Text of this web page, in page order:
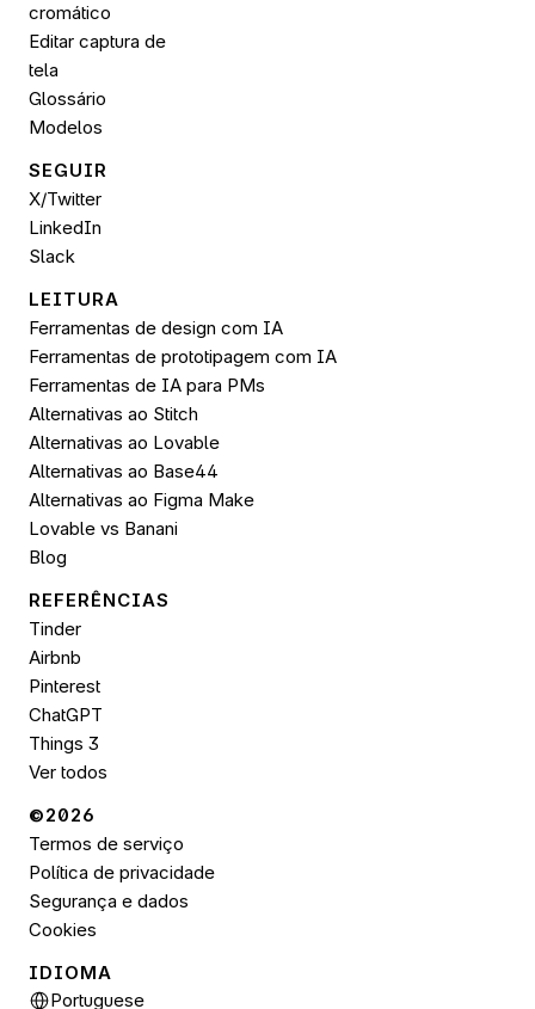
cromático
Editar captura de
tela
Glossário
Modelos
SEGUIR
X/Twitter
LinkedIn
Slack
LEITURA
Ferramentas de design com IA
Ferramentas de prototipagem com IA
Ferramentas de IA para PMs
Alternativas ao Stitch
Alternativas ao Lovable
Alternativas ao Base44
Alternativas ao Figma Make
Lovable vs Banani
Blog
REFERÊNCIAS
Tinder
Airbnb
Pinterest
ChatGPT
Things 3
Ver todos
©2026
Termos de serviço
Política de privacidade
Segurança e dados
Cookies
IDIOMA
Select Language
Portuguese